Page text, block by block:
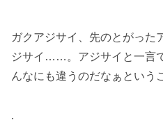
ガクアジサイ、先のとがった
ジサイ……。アジサイと一言
んなにも違うのだなぁという
.